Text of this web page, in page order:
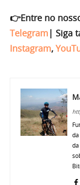
👉Entre no
Telegram | Siga
Instagram,